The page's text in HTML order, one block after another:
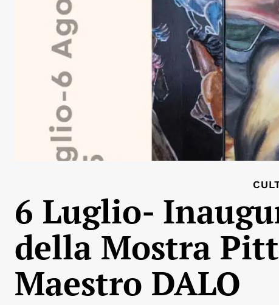
6 Luglio-
della Mostra
Maestro DALO